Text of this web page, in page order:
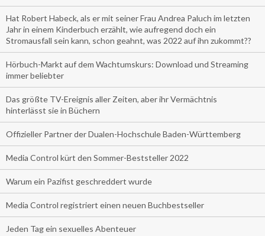
Hat Robert Habeck, als er mit seiner Frau Andrea Paluch im letzten
Jahr in einem Kinderbuch erzählt, wie aufregend doch ein
Stromausfall sein kann, schon geahnt, was 2022 auf ihn zukommt??
Hörbuch-Markt auf dem Wachtumskurs: Download und Streaming
immer beliebter
Das größte TV-Ereignis aller Zeiten, aber ihr Vermächtnis
hinterlässt sie in Büchern
Offizieller Partner der Dualen-Hochschule Baden-Württemberg
Media Control kürt den Sommer-Beststeller 2022
Warum ein Pazifist geschreddert wurde
Media Control registriert einen neuen Buchbestseller
Jeden Tag ein sexuelles Abenteuer